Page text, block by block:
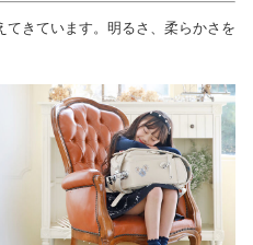
きています。明るさ、柔らかさを